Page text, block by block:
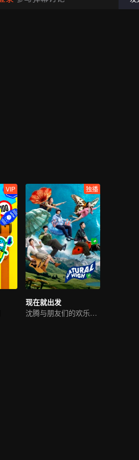
VIP 独播
现在就出发
沈腾与朋友们的欢乐野游